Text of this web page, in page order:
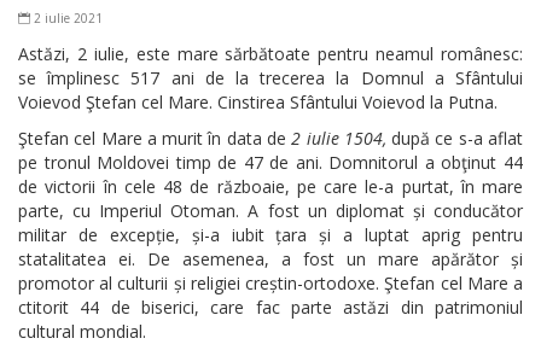
2 iulie 2021
Astăzi, 2 iulie, este mare sărbătoate pentru neamul românesc:
se împlinesc 517 ani de la trecerea la Domnul a Sfântului
Voievod Ştefan cel Mare. Cinstirea Sfântului Voievod la Putna.
Ştefan cel Mare a murit în data de2 iulie 1504, după ce s-a aflat
pe tronul Moldovei timp de 47 de ani. Domnitorul a obţinut 44
de victorii în cele 48 de războaie, pe care le-a purtat, în mare
parte, cu Imperiul Otoman. A fost un diplomat și conducător
militar de excepție, și-a iubit țara și a luptat aprig pentru
statalitatea ei. De asemenea, a fost un mare apărător și
promotor al culturii și religiei creștin-ortodoxe. Ştefan cel Mare a
ctitorit 44 de biserici, care fac parte astăzi din patrimoniul
cultural mondial.